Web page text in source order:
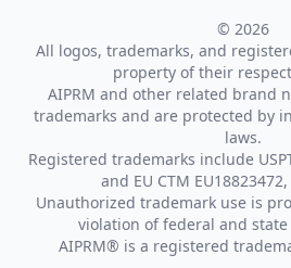
© 2026
All logos, trademarks, and
property of their
AIPRM and other related brand
trademarks and are protected by
laws.
Registered trademarks include
and EU CTM
Unauthorized trademark use is
violation of federal and state
AIPRM® is a registered